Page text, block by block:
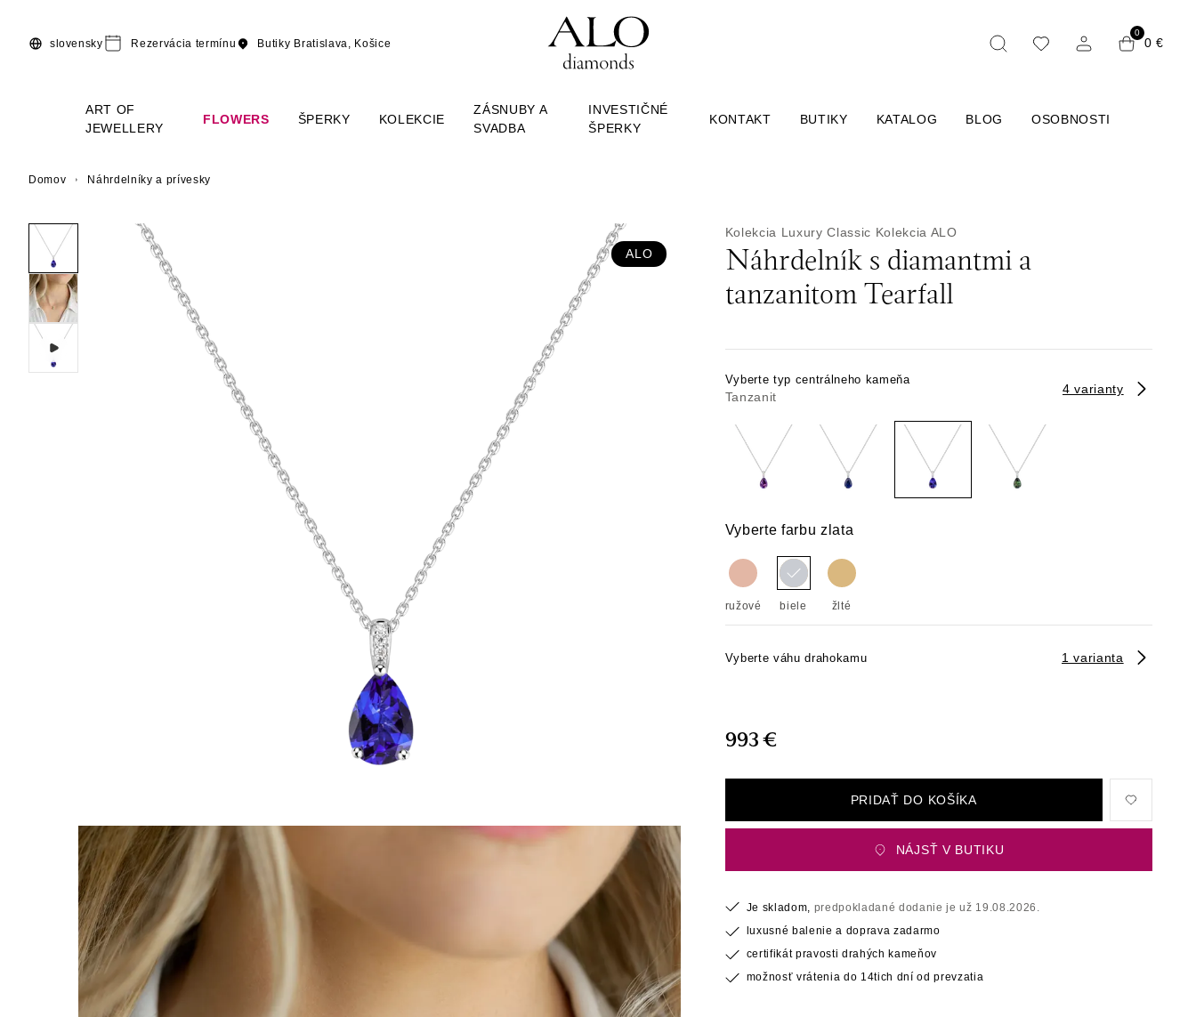
slovensky Rezervácia termínu Butiky Bratislava, Košice
0
0 €
ART OF
JEWELLERY
FLOWERS ŠPERKY KOLEKCIE
ZÁSNUBY A
SVADBA
INVESTIČNÉ
ŠPERKY
KONTAKT BUTIKY KATALOG BLOG OSOBNOSTI
Domov Náhrdelníky a prívesky
ALO
Kolekcia Luxury Classic Kolekcia ALO
Náhrdelník s diamantmi a
tanzanitom Tearfall
Vyberte typ centrálneho kameňa
Tanzanit
4 varianty
Vyberte farbu zlata
ružové biele žlté
Vyberte váhu drahokamu 1 varianta
993 €
PRIDAŤ DO KOŠÍKA
NÁJSŤ V BUTIKU
Je skladom, predpokladané dodanie je už 19.08.2026.
luxusné balenie a doprava zadarmo
certifikát pravosti drahých kameňov
možnosť vrátenia do 14tich dní od prevzatia